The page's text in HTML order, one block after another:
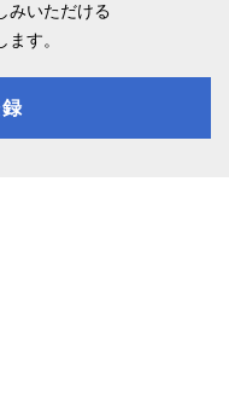
みいただける
す。